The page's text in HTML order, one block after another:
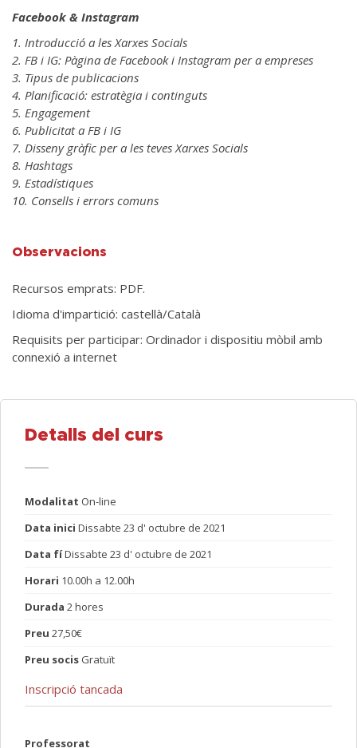
Facebook & Instagram
1. Introducció a les Xarxes Socials
2. FB i IG: Pàgina de Facebook i Instagram per a empreses
3. Tipus de publicacions
4. Planificació: estratègia i continguts
5. Engagement
6. Publicitat a FB i IG
7. Disseny gràfic per a les teves Xarxes Socials
8. Hashtags
9. Estadístiques
10. Consells i errors comuns
Observacions
Recursos emprats: PDF.
Idioma d'impartició: castellà/Català
Requisits per participar: Ordinador i dispositiu mòbil amb
connexió a internet
Detalls del curs
Modalitat On-line
Data inici Dissabte 23 d' octubre de 2021
Data fíDissabte 23 d' octubre de 2021
Horari 10.00h a 12.00h
Durada 2 hores
Preu 27,50€
Preu socis Gratuït
Inscripció tancada
Professorat